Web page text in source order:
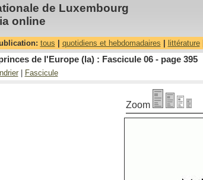
de Luxembourg
online
tous quotidiens et hebdomadaires littérature|
de l'Europe (la) : Fascicule 06 - page 395
| Fascicule
Zoom